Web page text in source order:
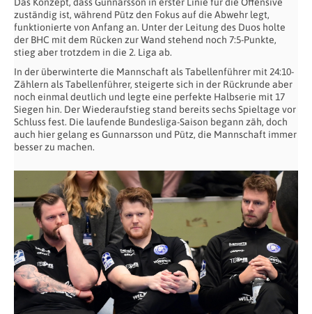
zuständig ist, während Pütz den Fokus auf die Abwehr legt,
funktionierte von Anfang an. Unter der Leitung des Duos holte
der BHC mit dem Rücken zur Wand stehend noch 7:5-Punkte,
stieg aber trotzdem in die 2. Liga ab.
In der überwinterte die Mannschaft als Tabellenführer mit 24:10-
Zählern als Tabellenführer, steigerte sich in der Rückrunde aber
noch einmal deutlich und legte eine perfekte Halbserie mit 17
Siegen hin. Der Wiederaufstieg stand bereits sechs Spieltage vor
Schluss fest. Die laufende Bundesliga-Saison begann zäh, doch
auch hier gelang es Gunnarsson und Pütz, die Mannschaft immer
besser zu machen.